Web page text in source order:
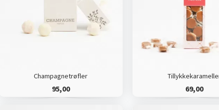
Champagnetrøfler
95,00 69,00